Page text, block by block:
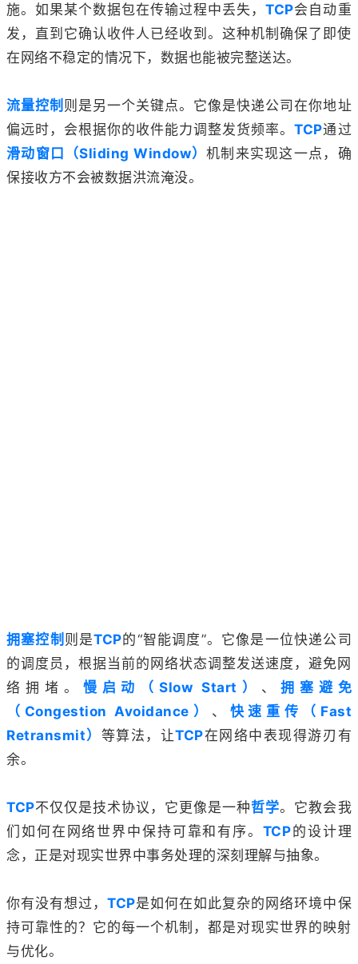
施。如果某个数据包在传输过程中丢失，TCP会自动重
发，直到它确认收件人已经收到。这种机制确保了即使
在网络不稳定的情况下，数据也能被完整送达。
流量控制 则是另一个关键点。它像是快递公司在你地址
偏远时，会根据你的收件能力调整发货频率。TCP通过
滑动窗口（Sliding Window）机制来实现这一点，确
保接收方不会被数据洪流淹没。
拥塞控制 则是TCP的“智能调度”。它像是一位快递公司
的调度员，根据当前的网络状态调整发送速度，避免网
络拥堵。 慢启动（Slow Start） 、 拥塞避免
（Congestion Avoidance） 、 快速重传（Fast
Retransmit） 等算法，让TCP在网络中表现得游刃有
余。
TCP不仅仅是技术协议，它更像是一种哲学。它教会我
们如何在网络世界中保持可靠和有序。 TCP的设计理
念，正是对现实世界中事务处理的深刻理解与抽象。
你有没有想过，TCP是如何在如此复杂的网络环境中保
持可靠性的？它的每一个机制，都是对现实世界的映射
与优化。